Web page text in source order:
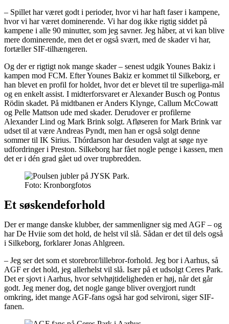
– Spillet har været godt i perioder, hvor vi har haft faser i kampene,
hvor vi har været dominerende. Vi har dog ikke rigtig siddet på
kampene i alle 90 minutter, som jeg savner. Jeg håber, at vi kan blive
mere dominerende, men det er også svært, med de skader vi har,
fortæller SIF-tilhængeren.
Og der er rigtigt nok mange skader – senest udgik Younes Bakiz i
kampen mod FCM. Efter Younes Bakiz er kommet til Silkeborg, er
han blevet en profil for holdet, hvor det er blevet til tre superliga-mål
og en enkelt assist. I midterforsvaret er Alexander Busch og Pontus
Rödin skadet. På midtbanen er Anders Klynge, Callum McCowatt
og Pelle Mattson ude med skader. Derudover er profilerne
Alexander Lind og Mark Brink solgt. Afløseren for Mark Brink var
udset til at være Andreas Pyndt, men han er også solgt denne
sommer til IK Sirius. Thórdarson har desuden valgt at søge nye
udfordringer i Preston. Silkeborg har fået nogle penge i kassen, men
det er i dén grad gået ud over trupbredden.
Foto: Kronborgfotos
Et søskendeforhold
Der er mange danske klubber, der sammenligner sig med AGF – og
har De Hviie som det hold, de helst vil slå. Sådan er det til dels også
i Silkeborg, forklarer Jonas Ahlgreen.
– Jeg ser det som et storebror/lillebror-forhold. Jeg bor i Aarhus, så
AGF er det hold, jeg allerhelst vil slå. Især på et udsolgt Ceres Park.
Det er sjovt i Aarhus, hvor selvhøjtideligheden er høj, når det går
godt. Jeg mener dog, det nogle gange bliver overgjort rundt
omkring, idet mange AGF-fans også har god selvironi, siger SIF-
fanen.